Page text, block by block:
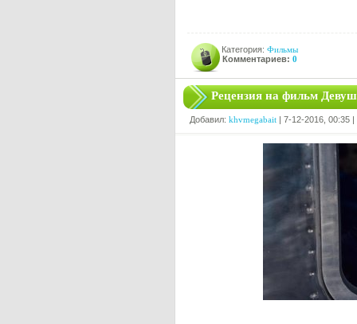
Категория: Фильмы
Комментариев: 0
Рецензия на фильм
Добавил: khvmegabait | 7-12-2016, 00:35